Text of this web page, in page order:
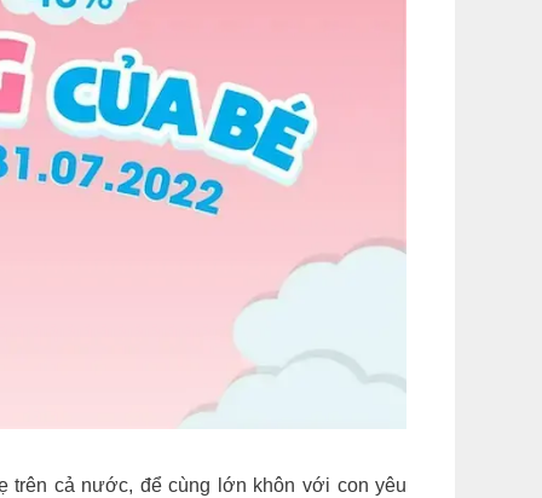
trên cả nước, để cùng lớn khôn với con yêu